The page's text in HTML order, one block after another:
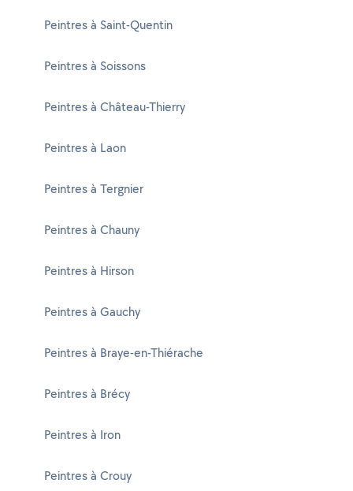
Peintres à Saint-Quentin
Peintres à Soissons
Peintres à Château-Thierry
Peintres à Laon
Peintres à Tergnier
Peintres à Chauny
Peintres à Hirson
Peintres à Gauchy
Peintres à Braye-en-Thiérache
Peintres à Brécy
Peintres à Iron
Peintres à Crouy